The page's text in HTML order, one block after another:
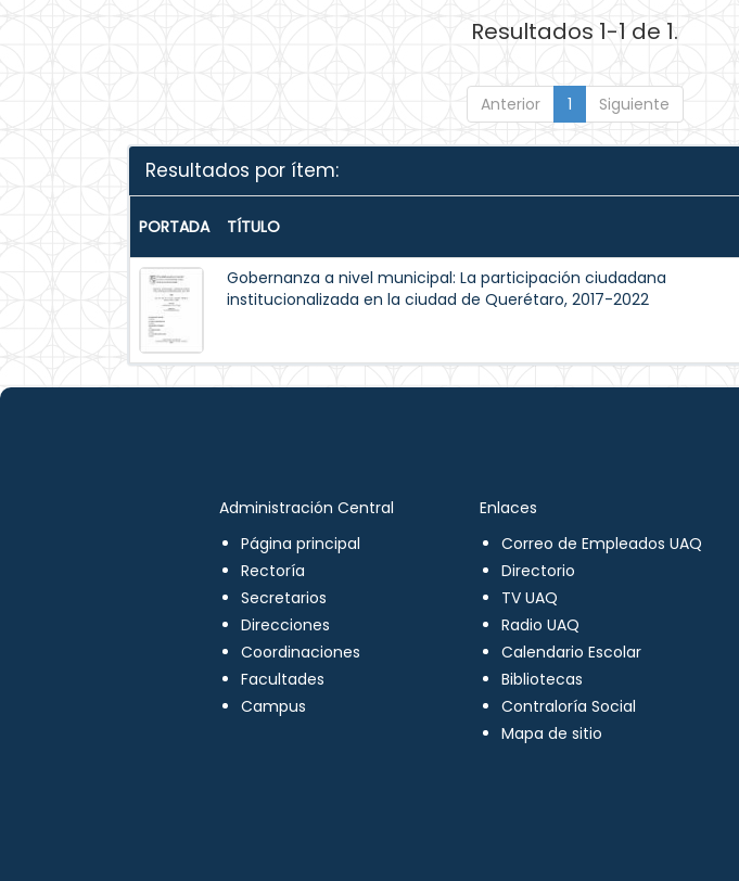
Resultados 1-1 de 1.
Anterior 1 Siguiente
Resultados por ítem:
PORTADA TÍTULO
Gobernanza a nivel municipal: La participación ciudadana
institucionalizada en la ciudad de Querétaro, 2017-2022
Administración Central
Página principal
Rectoría
Secretarios
Direcciones
Coordinaciones
Facultades
Campus
Enlaces
Correo de Empleados UAQ
Directorio
TV UAQ
Radio UAQ
Calendario Escolar
Bibliotecas
Contraloría Social
Mapa de sitio